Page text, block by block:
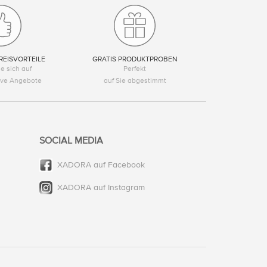
sich auf
Angebote
GRATIS PRODUKTPROBEN
Perfekt
auf Sie abgestimmt
SOCIAL MEDIA
XADORA auf Facebook
XADORA auf Instagram